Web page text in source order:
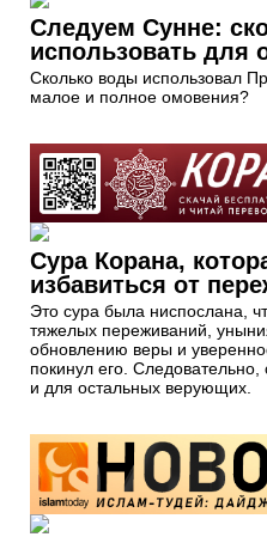
Следуем Сунне:
использовать для
Сколько воды использовал
малое и полное омовения?
Сура Корана,
избавиться от
Это сура была ниспослана,
тяжелых переживаний,
обновлению веры и
покинул его.
и для остальных верующих.